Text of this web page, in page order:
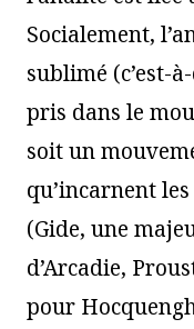
Socialement,
sublimé (c’est-
pris dans le
soit un
qu’incarnent
(Gide, une
d’Arcadie,
pour